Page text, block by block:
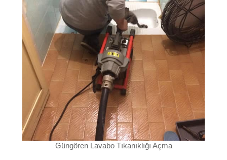
Güngören Lavabo Tıkanıklığı Açma